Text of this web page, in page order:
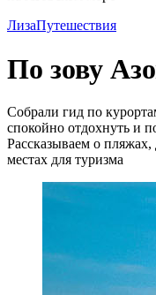
ЛизаПутешествия
По зову
Собрали гид по
спокойно отдохнуть и
Рассказываем о
местах для туризма